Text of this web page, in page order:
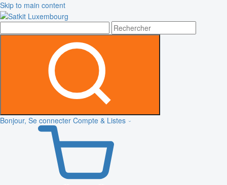
Skip to main content
Bonjour, Se connecter Compte & Listes